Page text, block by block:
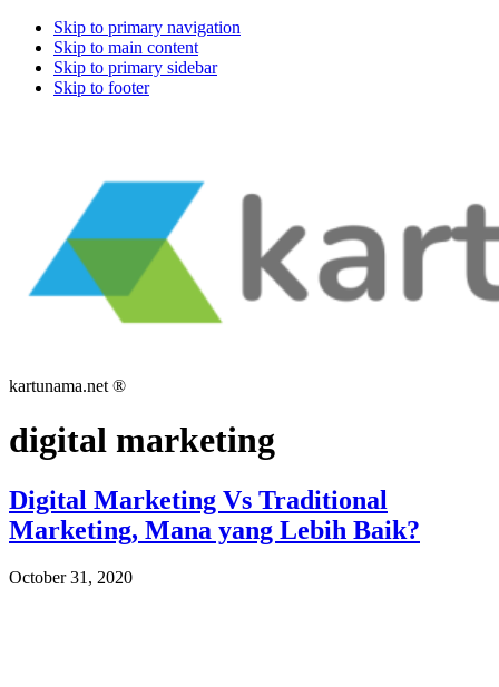
Skip to primary navigation
Skip to main content
Skip to primary sidebar
Skip to footer
kartunama.net ®
digital marketing
Digital Marketing Vs Traditional
Marketing, Mana yang Lebih Baik?
October 31, 2020